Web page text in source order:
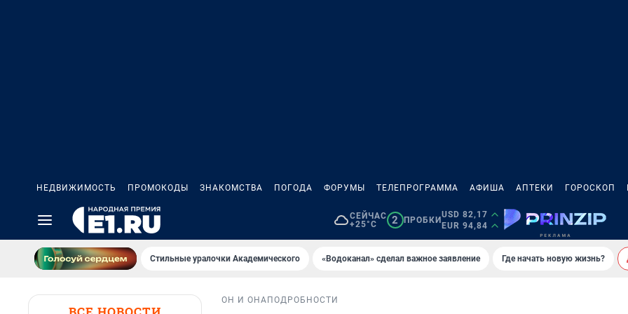
НЕДВИЖИМОСТЬ ПРОМОКОДЫ ЗНАКОМСТВА ПОГОДА ФОРУМЫ ТЕЛЕПРОГРАММА АФИША АПТЕКИ ГОРОСКОП
СЕЙЧАС
+25°C
2 ПРОБКИ
USD 82,17
EUR 94,84
Стильные уралочки Академического «Водоканал» сделал важное заявление Где начать новую жизнь?
ОН И ОНА ПОДРОБНОСТИ